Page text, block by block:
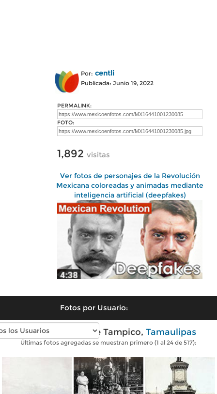
Por: centli
Publicada: Junio 19, 2022
PERMALINK:
FOTO:
1,892 visitas
Ver fotos de personajes de la Revolución
Mexicana coloreadas y animadas mediante
inteligencia artificial (deepfakes)
Fotos por Usuario:
Fotos antiguas de Tampico, Tamaulipas
Últimas fotos agregadas se muestran primero (1 al 24 de 517):